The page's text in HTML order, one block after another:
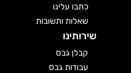
כתבו עלינו
שאלות ותשובות
שירותינו
קבלן גבס
עבודות גבס